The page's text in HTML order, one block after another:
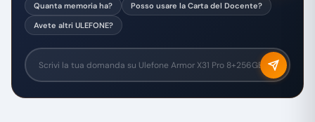
Quanta memoria ha?
Posso usare la Carta del Docente?
Avete altri ULEFONE?